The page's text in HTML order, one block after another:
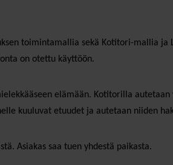
toimintamallia sekä Kotitori-mallia ja
on otettu käyttöön.
elämään. Kotitorilla autetaan
kuuluvat etuudet ja autetaan niiden
Asiakas saa tuen yhdestä paikasta.